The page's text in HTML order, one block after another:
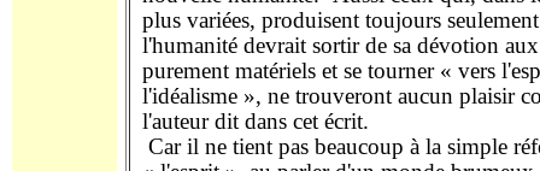
plus variées, produisent toujours
l'humanité devrait sortir de sa dévotion
purement matériels et se tourner « vers
l'idéalisme », ne trouveront aucun plaisir
l'auteur dit dans cet écrit.
Car il ne tient pas beaucoup à la simple